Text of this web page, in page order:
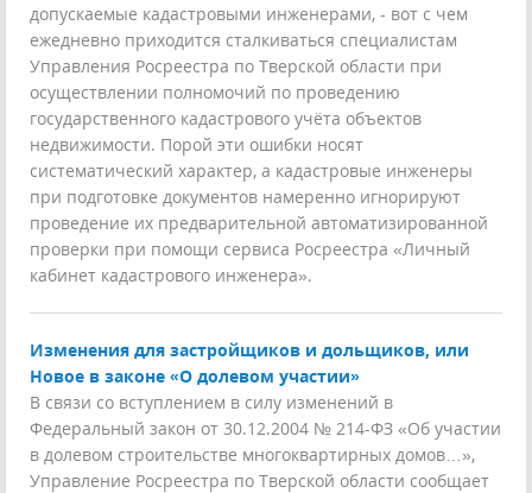
допускаемые кадастровыми инженерами, - вот с чем
ежедневно приходится сталкиваться специалистам
Управления Росреестра по Тверской области при
осуществлении полномочий по проведению
государственного кадастрового учёта объектов
недвижимости. Порой эти ошибки носят
систематический характер, а кадастровые инженеры
при подготовке документов намеренно игнорируют
проведение их предварительной автоматизированной
проверки при помощи сервиса Росреестра «Личный
кабинет кадастрового инженера».
Изменения для застройщиков и дольщиков, или
Новое в законе «О долевом участии»
В связи со вступлением в силу изменений в
Федеральный закон от 30.12.2004 № 214-ФЗ «Об участии
в долевом строительстве многоквартирных домов…»,
Управление Росреестра по Тверской области сообщает